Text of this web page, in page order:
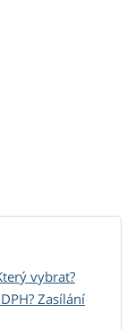
vybrat?
Zasílání